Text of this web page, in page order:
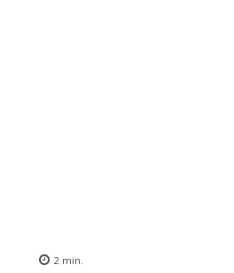
2 min.